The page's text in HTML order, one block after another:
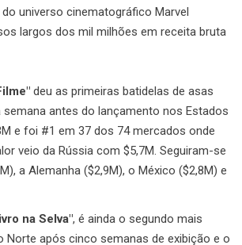
universo cinematográfico Marvel
largos dos mil milhões em receita bruta
deu as primeiras batidelas de asas
semana antes do lançamento nos Estados
e foi #1 em 37 dos 74 mercados onde
veio da Rússia com $5,7M. Seguiram-se
a Alemanha ($2,9M), o México ($2,8M) e
na Selva", é ainda o segundo mais
Norte após cinco semanas de exibição e o